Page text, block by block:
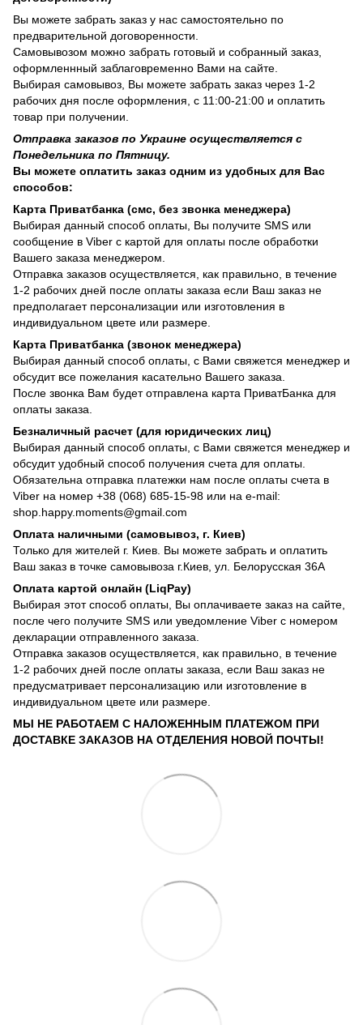
Вы можете забрать заказ у нас самостоятельно по
предварительной договоренности.
Самовывозом можно забрать готовый и собранный заказ,
оформленнный заблаговременно Вами на сайте.
Выбирая самовывоз, Вы можете забрать заказ через 1-2
рабочих дня после оформления, с 11:00-21:00 и оплатить
товар при получении.
Отправка заказов по Украине осуществляется с
Понедельника по Пятницу.
Вы можете оплатить заказ одним из удобных для Вас
способов:
Карта Приватбанка (смс, без звонка менеджера)
Выбирая данный способ оплаты, Вы получите SMS или
сообщение в Viber с картой для оплаты после обработки
Вашего заказа менеджером.
Отправка заказов осуществляется, как правильно, в течение
1-2 рабочих дней после оплаты заказа если Ваш заказ не
предполагает персонализации или изготовления в
индивидуальном цвете или размере.
Карта Приватбанка (звонок менеджера)
Выбирая данный способ оплаты, с Вами свяжется менеджер и
обсудит все пожелания касательно Вашего заказа.
После звонка Вам будет отправлена карта ПриватБанка для
оплаты заказа.
Безналичный расчет (для юридических лиц)
Выбирая данный способ оплаты, с Вами свяжется менеджер и
обсудит удобный способ получения счета для оплаты.
Обязательна отправка платежки нам после оплаты счета в
Viber на номер +38 (068) 685-15-98 или на e-mail:
shop.happy.moments@gmail.com
Оплата наличными (самовывоз, г. Киев)
Только для жителей г. Киев. Вы можете забрать и оплатить
Ваш заказ в точке самовывоза г.Киев, ул. Белорусская 36А
Оплата картой онлайн (LiqPay)
Выбирая этот способ оплаты, Вы оплачиваете заказ на сайте,
после чего получите SMS или уведомление Viber с номером
декларации отправленного заказа.
Отправка заказов осуществляется, как правильно, в течение
1-2 рабочих дней после оплаты заказа, если Ваш заказ не
предусматривает персонализацию или изготовление в
индивидуальном цвете или размере.
МЫ НЕ РАБОТАЕМ С НАЛОЖЕННЫМ ПЛАТЕЖОМ ПРИ
ДОСТАВКЕ ЗАКАЗОВ НА ОТДЕЛЕНИЯ НОВОЙ ПОЧТЫ!